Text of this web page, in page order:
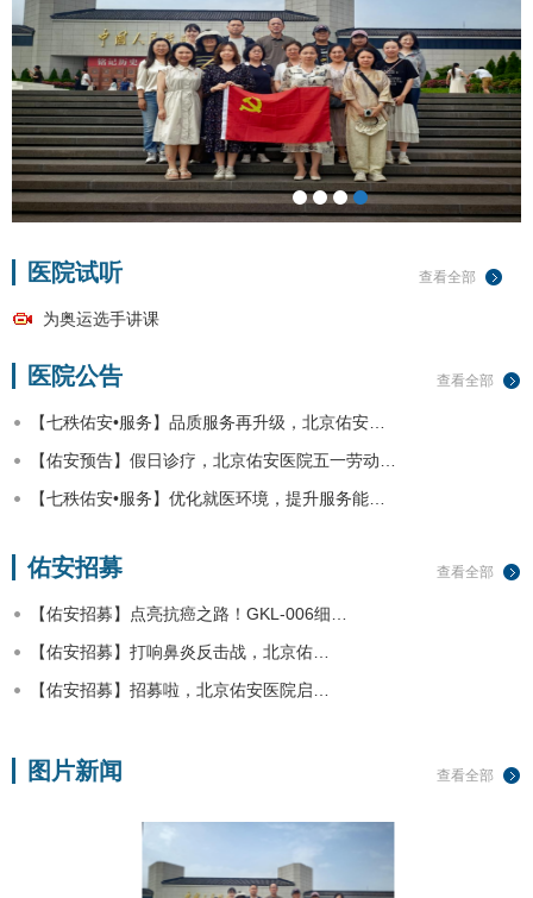
查看全部
医院试听
为奥运选手讲课
查看全部
医院公告
【七秩佑安•服务】品质服务再升级，北京佑安…
【佑安预告】假日诊疗，北京佑安医院五一劳动…
【七秩佑安•服务】优化就医环境，提升服务能…
查看全部
佑安招募
【佑安招募】点亮抗癌之路！GKL-006细…
【佑安招募】打响鼻炎反击战，北京佑…
【佑安招募】招募啦，北京佑安医院启…
查看全部
图片新闻